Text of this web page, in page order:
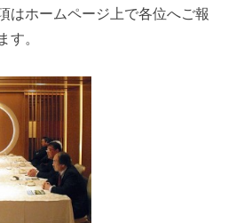
はホームページ上で各位へご報
す。